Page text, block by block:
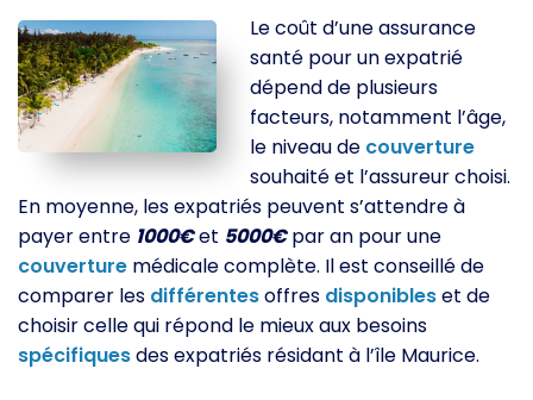
Le coût d’une assurance
santé pour un expatrié
dépend de plusieurs
facteurs, notamment l’âge,
le niveau de couverture
souhaité et l’assureur choisi.
En moyenne, les expatriés peuvent s’attendre à
payer entre 1000€et 5000€par an pour une
couverture médicale complète. Il est conseillé de
comparer les différentesoffres disponibleset de
choisir celle qui répond le mieux aux besoins
spécifiquesdes expatriés résidant à l’île Maurice.